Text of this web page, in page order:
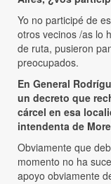
Yo no participé de
otros vecinos /as lo
de ruta, pusieron
preocupados.
En General
un decreto que
cárcel en esa
intendenta de
Obviamente que
momento no ha
apoyo obviamente